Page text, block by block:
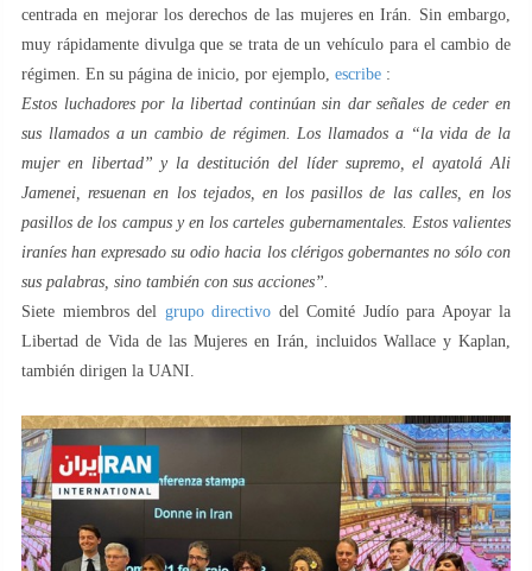
centrada en mejorar los derechos de las mujeres en Irán. Sin embargo,
muy rápidamente divulga que se trata de un vehículo para el cambio de
régimen. En su página de inicio, por ejemplo, escribe :
Estos luchadores por la libertad continúan sin dar señales de ceder en
sus llamados a un cambio de régimen. Los llamados a “la vida de la
mujer en libertad” y la destitución del líder supremo, el ayatolá Ali
Jamenei, resuenan en los tejados, en los pasillos de las calles, en los
pasillos de los campus y en los carteles gubernamentales. Estos valientes
iraníes han expresado su odio hacia los clérigos gobernantes no sólo con
sus palabras, sino también con sus acciones”.
Siete miembros del grupo directivo del Comité Judío para Apoyar la
Libertad de Vida de las Mujeres en Irán, incluidos Wallace y Kaplan,
también dirigen la UANI.